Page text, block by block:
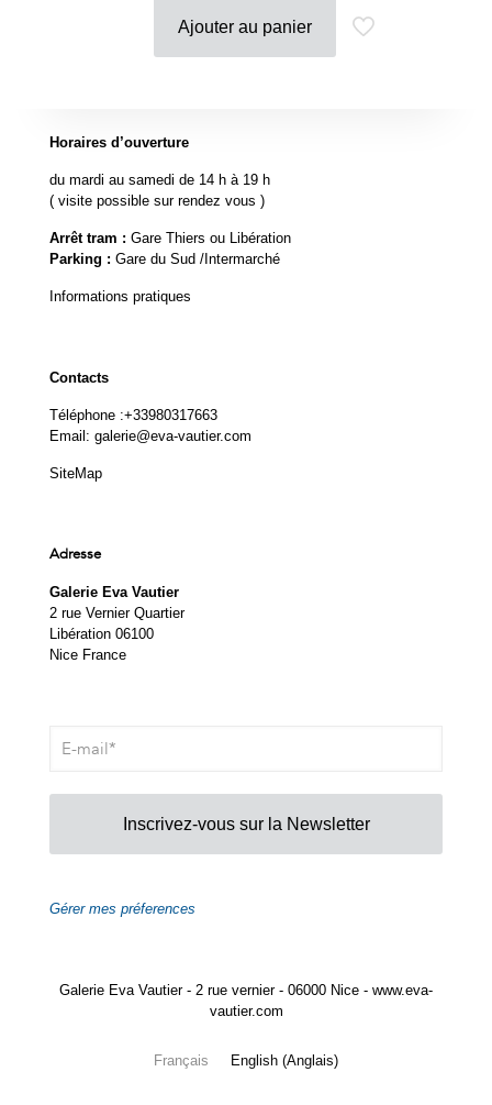
Ajouter au panier
Horaires d’ouverture
du mardi au samedi de 14 h à 19 h
( visite possible sur rendez vous )
Arrêt tram : Gare Thiers ou Libération
Parking : Gare du Sud /Intermarché
Informations pratiques
Contacts
Téléphone :+33980317663
Email: galerie@eva-vautier.com
SiteMap
Adresse
Galerie Eva Vautier
2 rue Vernier Quartier
Libération 06100
Nice France
Inscrivez-vous sur la Newsletter
Gérer mes préferences
Galerie Eva Vautier - 2 rue vernier - 06000 Nice - www.eva-
vautier.com
Français English (Anglais)